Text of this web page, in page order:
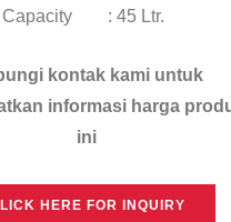
Capacity : 45 Ltr.
kontak kami untuk
informasi harga
ini
HERE FOR INQUIRY